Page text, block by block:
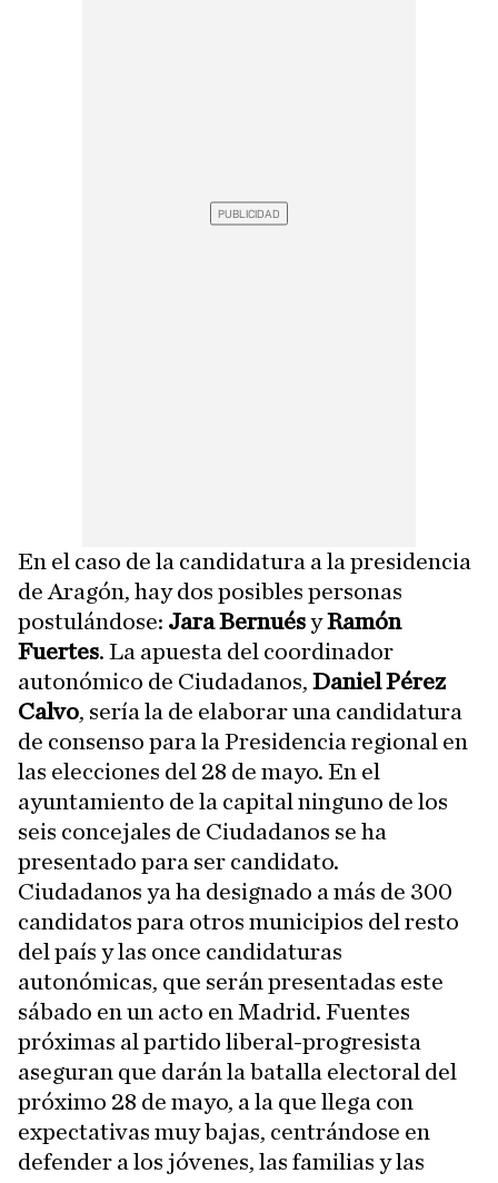
En el caso de la candidatura a la presidencia
de Aragón, hay dos posibles personas
postulándose: Jara BernuésyRamón
Fuertes. La apuesta del coordinador
autonómico de Ciudadanos, Daniel Pérez
Calvo, sería la de elaborar una candidatura
de consenso para la Presidencia regional en
las elecciones del 28 de mayo. En el
ayuntamiento de la capital ninguno de los
seis concejales de Ciudadanos se ha
presentado para ser candidato.
Ciudadanos ya ha designado a más de 300
candidatos para otros municipios del resto
del país y las once candidaturas
autonómicas, que serán presentadas este
sábado en un acto en Madrid. Fuentes
próximas al partido liberal-progresista
aseguran que darán la batalla electoral del
próximo 28 de mayo, a la que llega con
expectativas muy bajas, centrándose en
defender a los jóvenes, las familias y las